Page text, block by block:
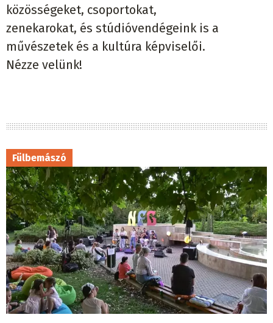
közösségeket, csoportokat,
zenekarokat, és stúdióvendégeink is a
művészetek és a kultúra képviselői.
Nézze velünk!
Fülbemászó